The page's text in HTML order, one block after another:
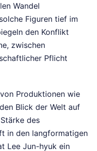
Wandel
Figuren tief im
den Konflikt
zwischen
Pflicht
Produktionen wie
Blick der Welt auf
des
in den langformatigen
Lee Jun-hyuk ein